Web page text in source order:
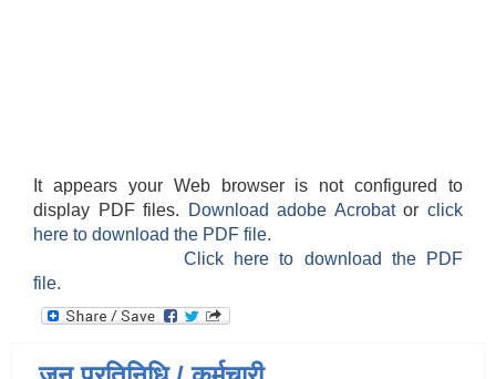
It appears your Web browser is not configured to
display PDF files.
Download adobe Acrobatorclick
here to download the PDF file.
Click here to download the PDF
file.